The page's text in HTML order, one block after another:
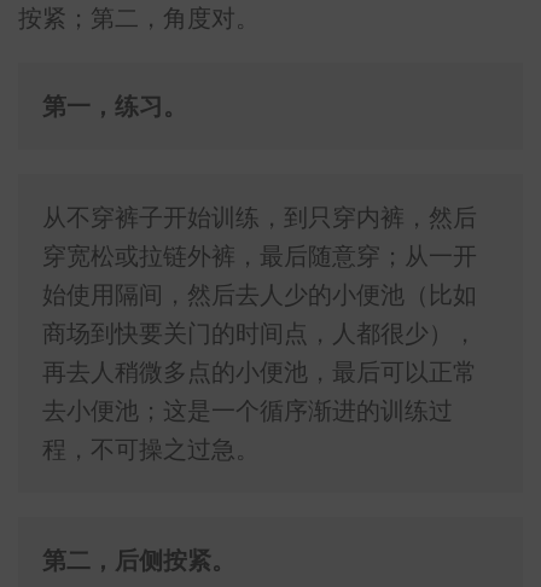
按紧；第二，角度对。
第一，练习。
从不穿裤子开始训练，到只穿内裤，然后
穿宽松或拉链外裤，最后随意穿；从一开
始使用隔间，然后去人少的小便池（比如
商场到快要关门的时间点，人都很少），
再去人稍微多点的小便池，最后可以正常
去小便池；这是一个循序渐进的训练过
程，不可操之过急。
第二，后侧按紧。